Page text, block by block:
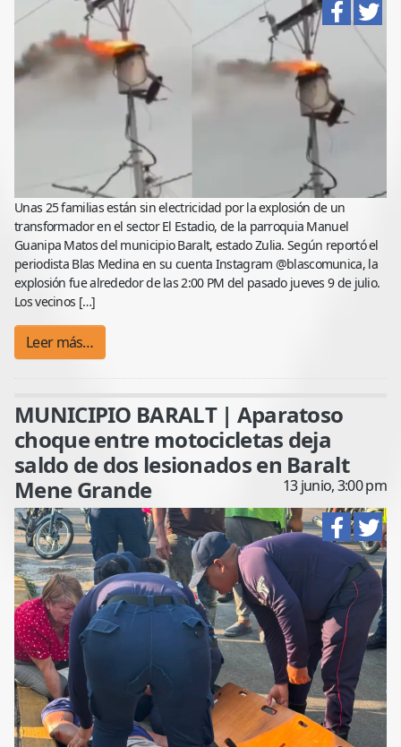
Unas 25 familias están sin electricidad por la explosión de un
transformador en el sector El Estadio, de la parroquia Manuel
Guanipa Matos del municipio Baralt, estado Zulia. Según reportó el
periodista Blas Medina en su cuenta Instagram @blascomunica, la
explosión fue alrededor de las 2:00 PM del pasado jueves 9 de julio.
Los vecinos […]
Leer más…
MUNICIPIO BARALT | Aparatoso
choque entre motocicletas deja
saldo de dos lesionados en Baralt
Mene Grande
13 junio, 3:00 pm